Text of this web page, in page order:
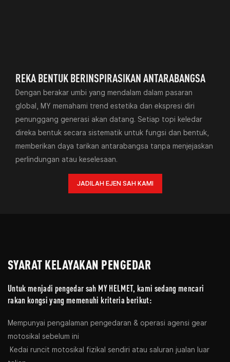
REKA BENTUK BERINSPIRASIKAN ANTARABANGSA
Dengan berakar umbi yang mendalam dalam pasaran
global, MY memahami trend estetika dan ekspresi diri
penunggang generasi akan datang. Setiap topi keledar
direka bentuk secara sistematik untuk fungsi dan bentuk,
memberikan daya tarikan antarabangsa tanpa menjejaskan
perlindungan atau keselesaan.
JADILAH EJEN SAH KAMI
SYARAT KELAYAKAN PENGEDAR
Untuk menjadi pengedar sah MY HELMET, kami sedang mencari
rakan kongsi yang memenuhi kriteria berikut:
Mempunyai pengalaman pengedaran & operasi agensi gear
motosikal sebelum ini
Kedai runcit motosikal fizikal sendiri atau saluran jualan luar